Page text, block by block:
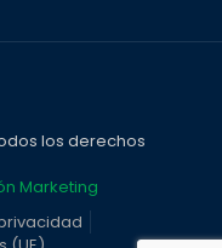
los derechos
Marketing